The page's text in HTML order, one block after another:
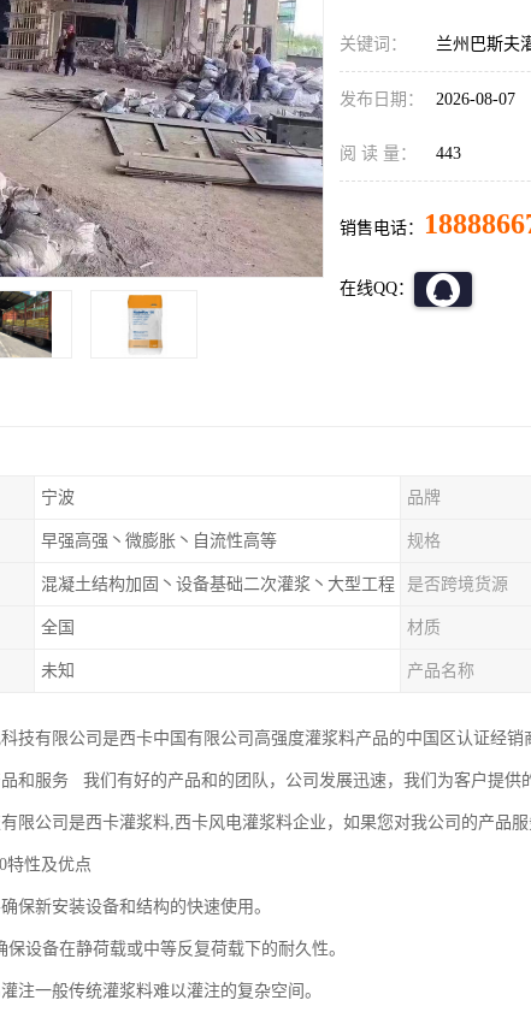
关键词： 兰州巴斯夫
发布日期： 2026-08-07
阅 读 量： 443
销售电话：
在线QQ：
宁波 品牌
早强高强丶微膨胀丶自流性高等 规格
混凝土结构加固丶设备基础二次灌浆丶大型工程 是否跨境货源
全国 材质
未知 产品名称
技有限公司是西卡中国有限公司高强度灌浆料产品的中国区认证经
和服务 我们有好的产品和的团队，公司发展迅速，我们为客户提供
限公司是西卡灌浆料,西卡风电灌浆料企业，如果您对我公司的产品
特性及优点
保新安装设备和结构的快速使用。
保设备在静荷载或中等反复荷载下的耐久性。
注一般传统灌浆料难以灌注的复杂空间。